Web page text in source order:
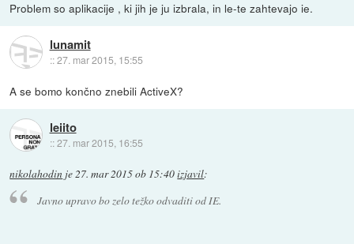
Problem so aplikacije , ki jih je ju izbrala, in le-te zahtevajo ie.
lunamit
::27. mar 2015, 15:55
A se bomo končno znebili ActiveX?
leiito
::27. mar 2015, 16:55
nikolahodin je27. mar 2015 ob 15:40izjavil:
Javno upravo bo zelo težko odvaditi od IE.